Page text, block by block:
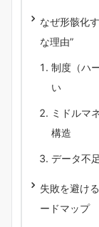
なぜ形骸化
な理由”
制度（ハ
い
ミドルマ
構造
データ不
失敗を避け
ードマップ